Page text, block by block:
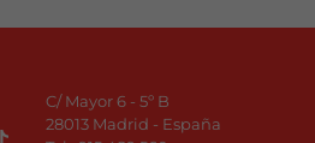
C/ Mayor 6 - 5º B
28013 Madrid - España